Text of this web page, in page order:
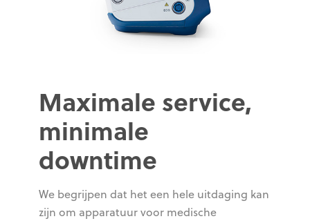
Maximale service,
minimale
downtime
We begrijpen dat het een hele uitdaging kan
zijn om apparatuur voor medische